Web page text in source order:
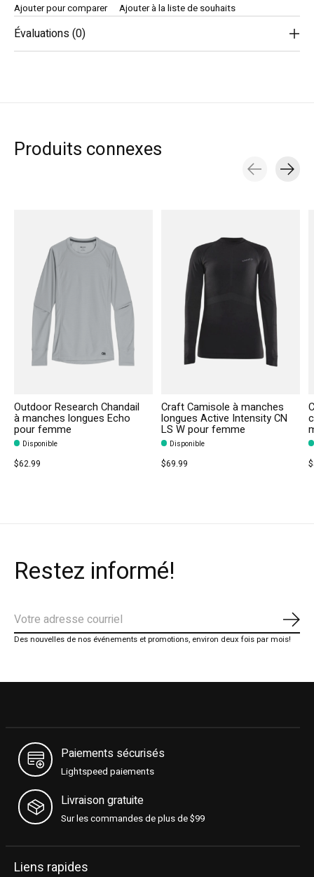
Ajouter pour comparer Ajouter à la liste de souhaits
Évaluations (0)
Produits connexes
Outdoor Research Chandail
à manches longues Echo
pour femme
Disponible
$62.99
Craft Camisole à manches
longues Active Intensity CN
LS W pour femme
Disponible
$69.99
Restez informé!
Des nouvelles de nos événements et promotions, environ deux fois par mois!
Paiements sécurisés
Lightspeed paiements
Livraison gratuite
Sur les commandes de plus de $99
Liens rapides